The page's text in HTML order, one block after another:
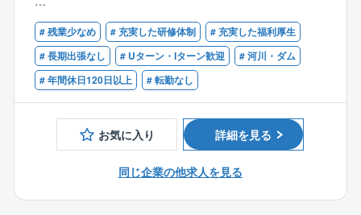
多くの人々の生活を支えるため、社会貢献性の高いお
仕事です。
■具体的に
建設部門（河川、砂防及び海岸・海洋）では、河川、
砂防施設の改修や詳細設計業務、治山施設の調査、点
検、詳細設計業務をメインに行っています。
技術士をお持ちの方には、管理技術者として案件の責
【必須資格】
■技術士（建設部門：河川、砂防及び海岸・海洋）
# 残業少なめ # 充実した研修体制
# 充実した福利厚生
# 長期出張なし
# Uターン・Iターン歓迎
# 河川・ダム
# 年間休日120日以上
# 転勤なし
お気に入り 詳細を見る
同じ企業の他求人を見る